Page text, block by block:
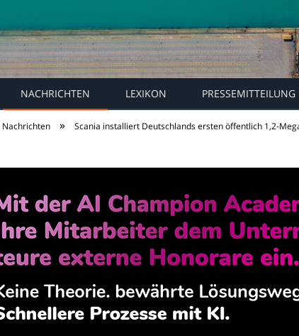
NACHRICHTEN LEXIKON
Nachrichten » Scania installiert Deutschlands ersten öffentlich 1,2-